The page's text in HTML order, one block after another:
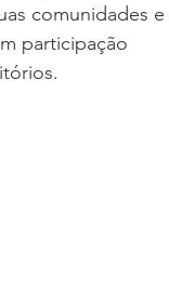
comunidades e
participação